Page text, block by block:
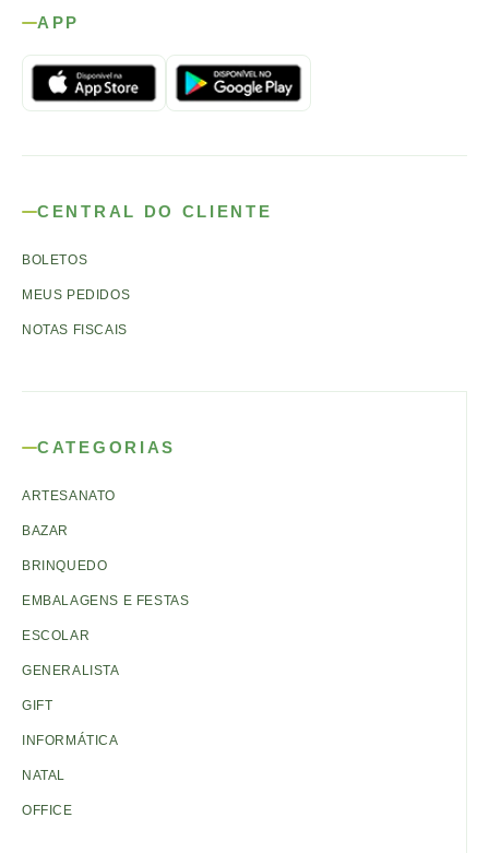
APP
CENTRAL DO CLIENTE
BOLETOS
MEUS PEDIDOS
NOTAS FISCAIS
CATEGORIAS
ARTESANATO
BAZAR
BRINQUEDO
EMBALAGENS E FESTAS
ESCOLAR
GENERALISTA
GIFT
INFORMÁTICA
NATAL
OFFICE